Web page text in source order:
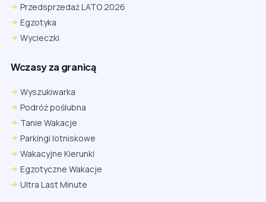
Przedsprzedaż LATO 2026
Egzotyka
Wycieczki
Wczasy za granicą
Wyszukiwarka
Podróż poślubna
Tanie Wakacje
Parkingi lotniskowe
Wakacyjne Kierunki
Egzotyczne Wakacje
Ultra Last Minute